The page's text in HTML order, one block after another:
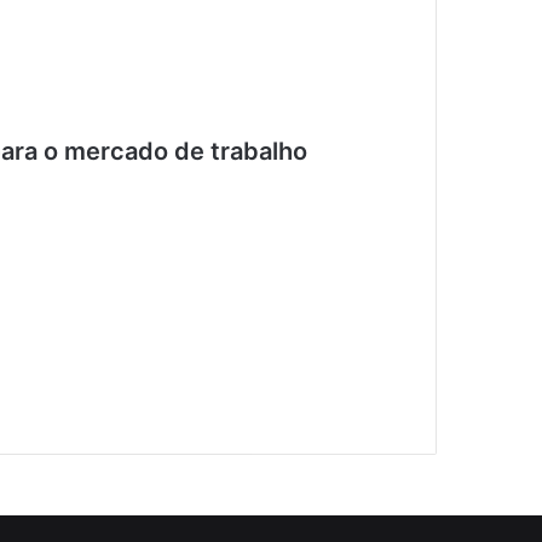
o mercado de trabalho